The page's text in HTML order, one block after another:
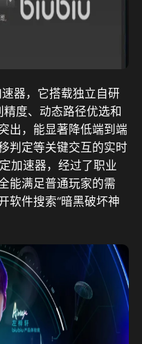
器，它搭载独立自研
精度、动态路径优选和
出，能显著降低端到端
判定等关键交互的实时
加速器，经过了职业
能满足普通玩家的需
软件搜索“暗黑破坏神